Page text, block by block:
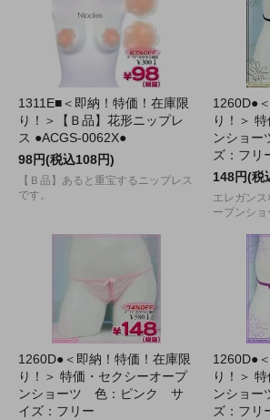
1311E■＜即納！特価！在庫限
り！＞【Ｂ品】花形ニップレ
ス ●ACGS-0062X●
98円(税込108円)
【Ｂ品】あると重宝するニップレス
です。
1260D●
り！＞
ンショ
ズ：フリ
148円(税
エレガン
ープンショ
1260D●＜即納！特価！在庫限
り！＞ 特価・セクシーオープ
ンショーツ 色：ピンク サ
イズ：フリー
1260D●
り！＞
ンショ
ズ：フリ